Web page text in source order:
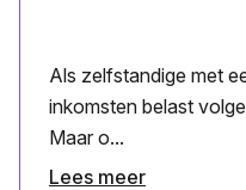
Als zelfstandige met
inkomsten belast
Maar o...
Lees meer